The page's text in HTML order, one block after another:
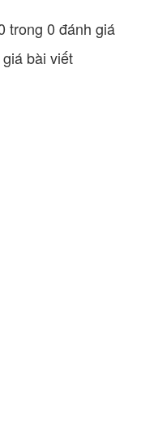
trong 0 đánh giá
bài viết